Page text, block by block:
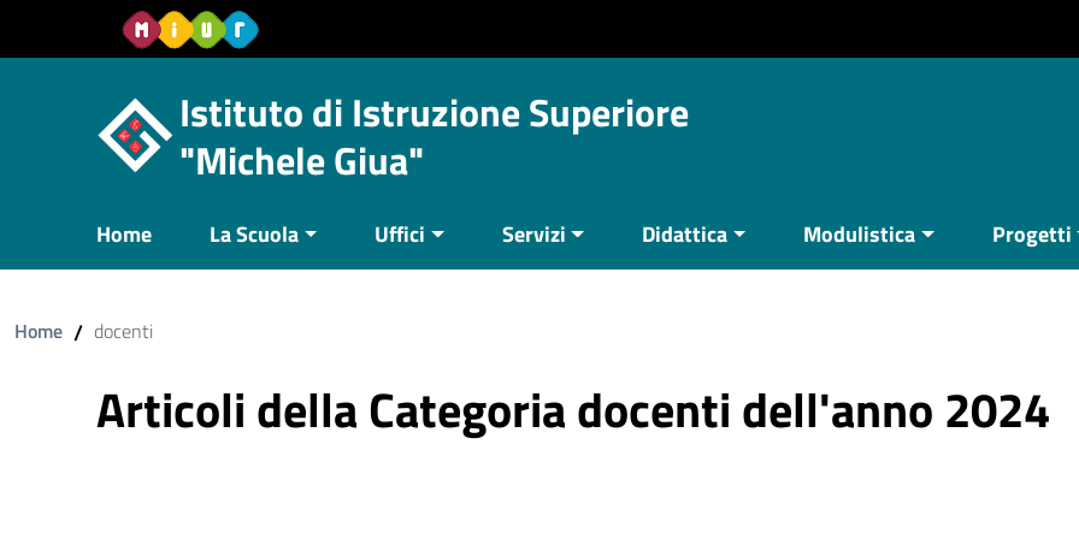
Vai al contenuto
Vail al menu di navigazione
Istituto di Istruzione Superiore
"Michele Giua"
Home La Scuola Uffici Servizi Didattica Modulistica Progetti
Home / docenti
Articoli della Categoria docenti dell'anno 2024